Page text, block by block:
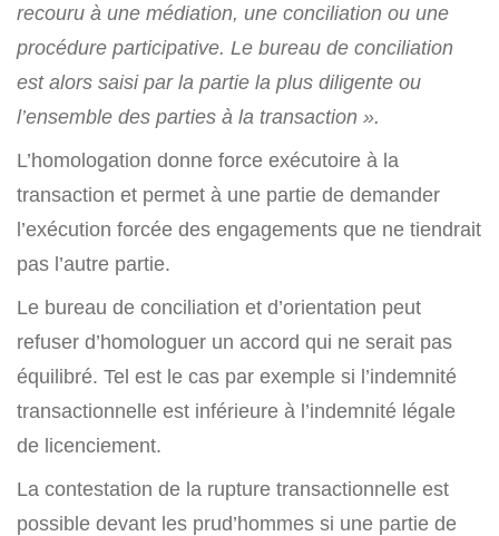
recouru à une médiation, une conciliation ou une
procédure participative. Le bureau de conciliation
est alors saisi par la partie la plus diligente ou
l’ensemble des parties à la transaction ».
L’homologation donne force exécutoire à la
transaction et permet à une partie de demander
l’exécution forcée des engagements que ne tiendrait
pas l’autre partie.
Le bureau de conciliation et d’orientation peut
refuser d’homologuer un accord qui ne serait pas
équilibré. Tel est le cas par exemple si l’indemnité
transactionnelle est inférieure à l’indemnité légale
de licenciement.
La contestation de la rupture transactionnelle est
possible devant les prud’hommes si une partie de